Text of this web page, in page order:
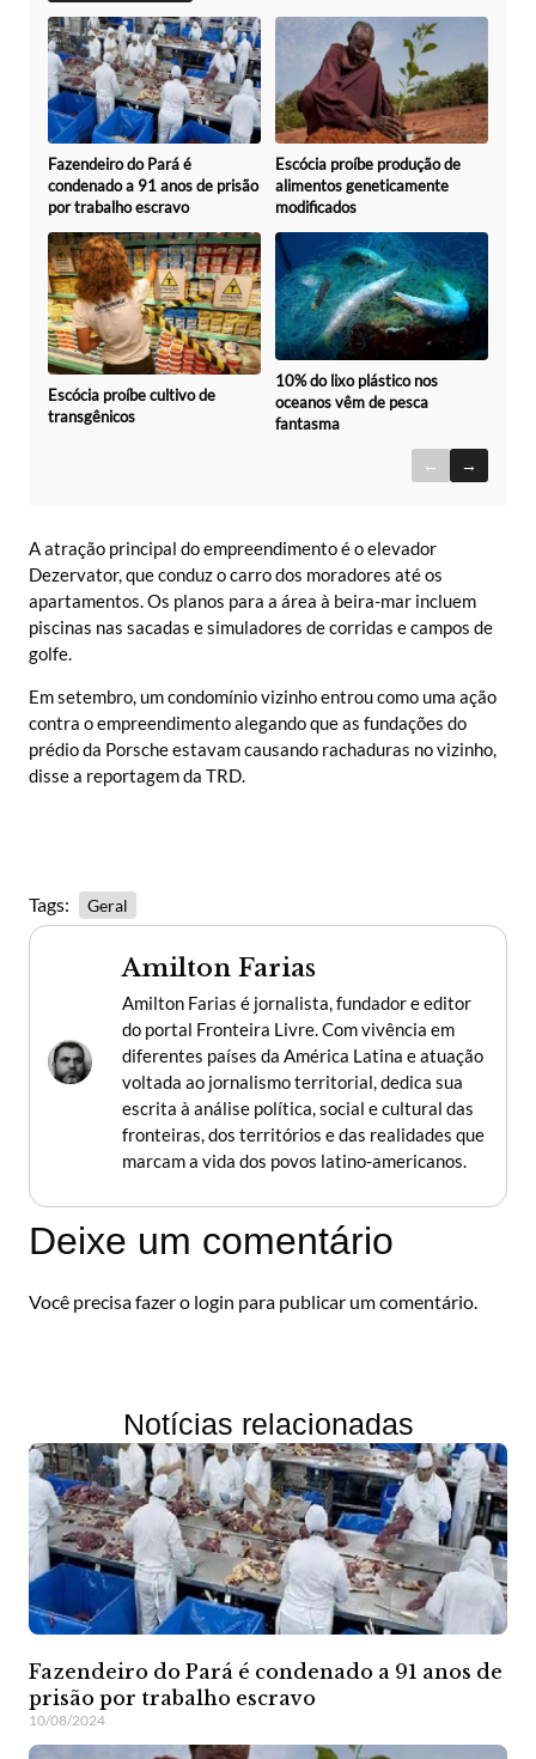
Fazendeiro do Pará é
condenado a 91 anos de prisão
por trabalho escravo
Escócia proíbe produção de
alimentos geneticamente
modificados
Escócia proíbe cultivo de
transgênicos
10% do lixo plástico nos
oceanos vêm de pesca
fantasma
← →
A atração principal do empreendimento é o elevador
Dezervator, que conduz o carro dos moradores até os
apartamentos. Os planos para a área à beira-mar incluem
piscinas nas sacadas e simuladores de corridas e campos de
golfe.
Em setembro, um condomínio vizinho entrou como uma ação
contra o empreendimento alegando que as fundações do
prédio da Porsche estavam causando rachaduras no vizinho,
disse a reportagem da TRD.
Tags: Geral
Amilton Farias
Amilton Farias é jornalista, fundador e editor
do portal Fronteira Livre. Com vivência em
diferentes países da América Latina e atuação
voltada ao jornalismo territorial, dedica sua
escrita à análise política, social e cultural das
fronteiras, dos territórios e das realidades que
marcam a vida dos povos latino-americanos.
Deixe um comentário
Você precisa fazer o login para publicar um comentário.
Notícias relacionadas
Fazendeiro do Pará é condenado a 91 anos de
prisão por trabalho escravo
10/08/2024